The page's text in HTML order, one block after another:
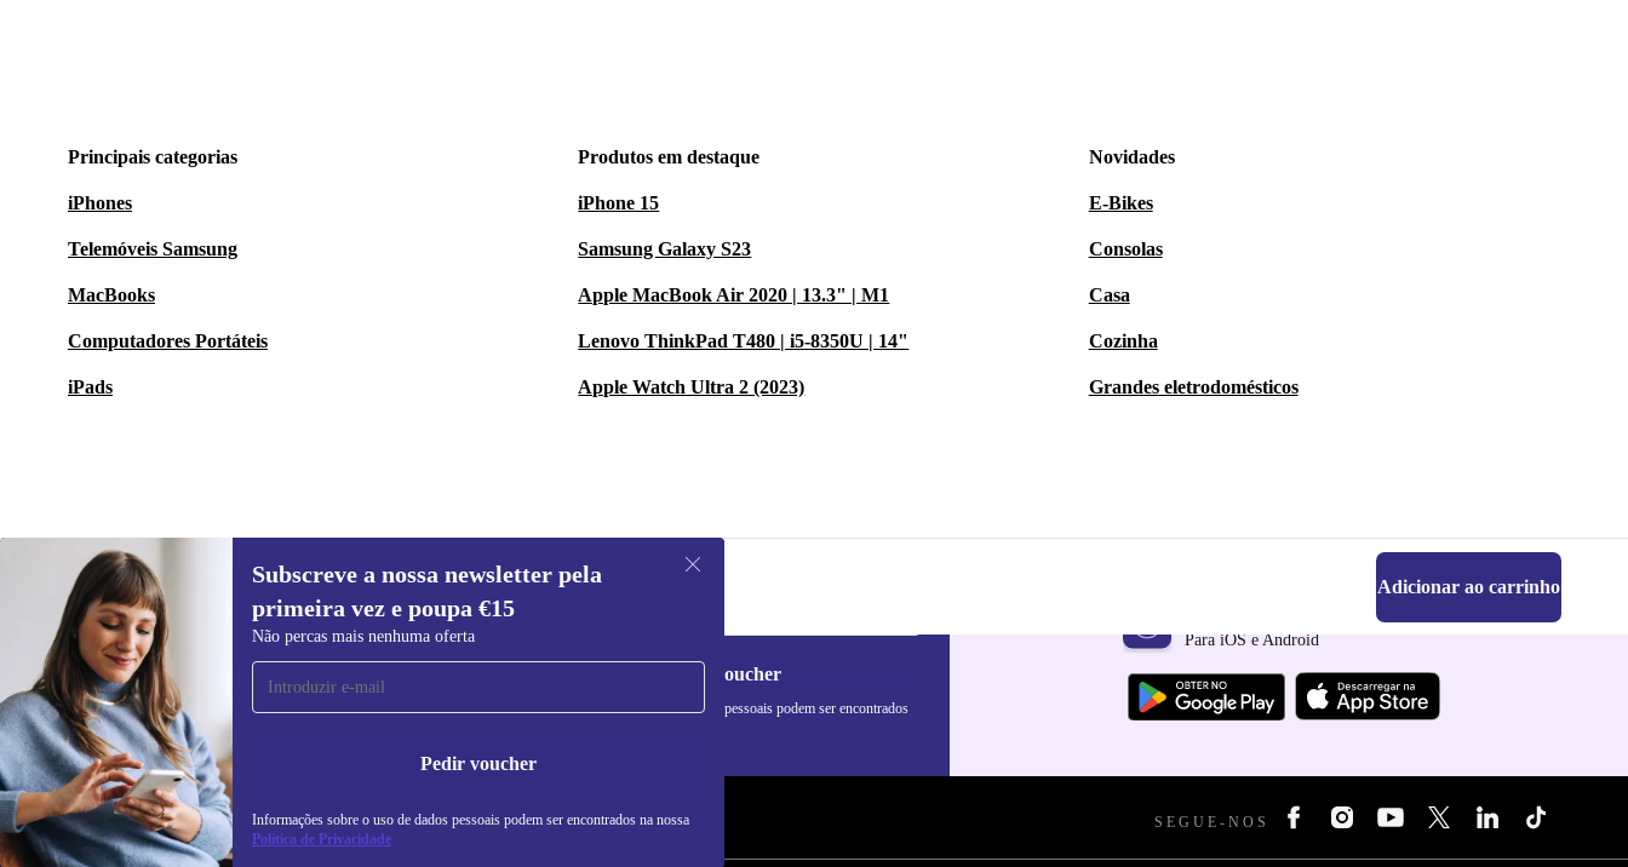
Principais categorias
iPhones
Telemóveis Samsung
MacBooks
Computadores Portáteis
iPads
Produtos em destaque
iPhone 15
Samsung Galaxy S23
Apple MacBook Air 2020 | 13.3" | M1
Lenovo ThinkPad T480 | i5-8350U | 14"
Apple Watch Ultra 2 (2023)
Novidades
E-Bikes
Consolas
Casa
Cozinha
Grandes eletrodomésticos
35 € 49 €(-29%) Adicionar ao carrinho
Subscreve a nossa newsletter pela
primeira vez e poupa €15
Não percas mais nenhuma oferta
Pedir voucher
Informações sobre o uso de dados pessoais podem ser encontrados na nossa
Política de Privacidade
Subscreve a nossa newsletter pela
primeira vez e poupa 15€!
Não percas mais nenhuma oferta.
Pedir voucher
Informações sobre o uso de dados pessoais podem ser encontrados
Faz o download da app refurbed
Para iOS e Android
REFURBED PORTUGAL - RETHINK NEW. SEGUE-NOS